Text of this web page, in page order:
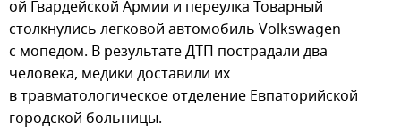
ой Гвардейской Армии и переулка Товарный
столкнулись легковой автомобиль Volkswagen
с мопедом. В результате ДТП пострадали два
человека, медики доставили их
в травматологическое отделение Евпаторийской
городской больницы.